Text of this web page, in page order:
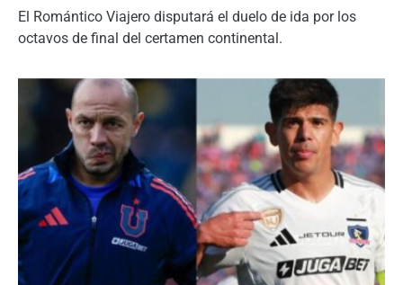
El Romántico Viajero disputará el duelo de ida por los
octavos de final del certamen continental.